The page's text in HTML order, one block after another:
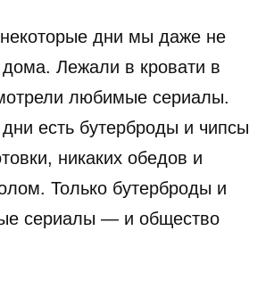
дни мы даже не
Лежали в кровати в
любимые сериалы.
есть бутерброды и чипсы
никаких обедов и
Только бутерброды и
сериалы — и общество